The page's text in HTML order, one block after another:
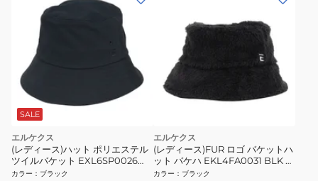
SALE
エルケクス
(レディース)ハット ポリエステル
ツイルバケット EXL6SP0026
BLK
カラー ： ブラック
エルケクス
(レディース)FUR ロゴ バケットハ
ット バケハ EKL4FA0031 BLK 黒
フリーサイズ 防寒
カラー ： ブラック